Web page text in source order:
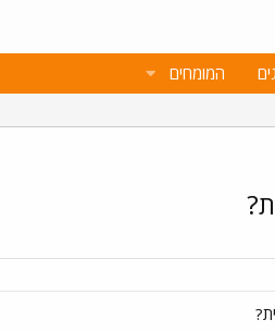
המומחים